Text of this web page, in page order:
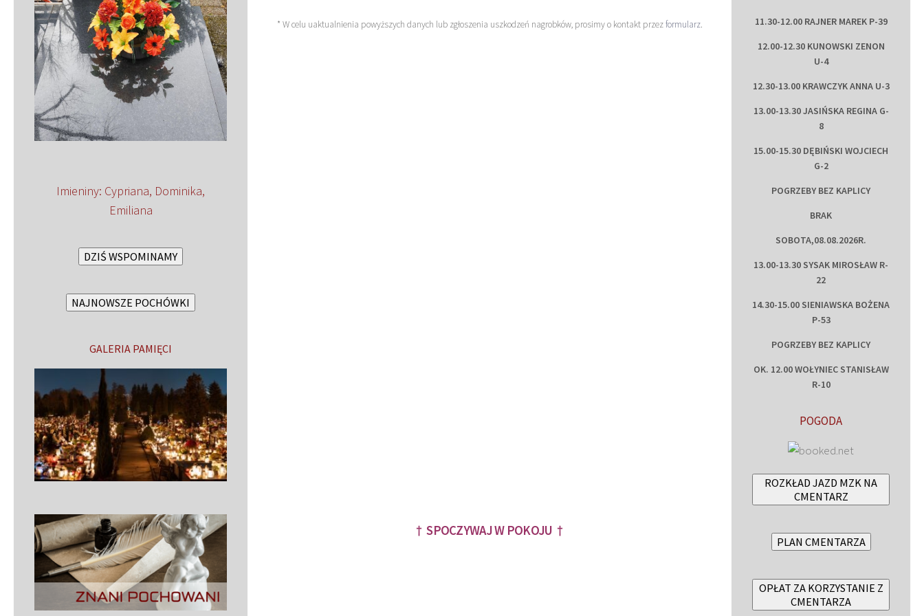
* W celu uaktualnienia powyższych danych lub zgłoszenia uszkodzeń nagrobków, prosimy o kontakt przezformularz.
† SPOCZYWAJ W POKOJU †
Imieniny: Cypriana, Dominika,
Emiliana
DZIŚ WSPOMINAMY
NAJNOWSZE POCHÓWKI
GALERIA PAMIĘCI
11.30-12.00 RAJNER MAREK P-39
12.00-12.30 KUNOWSKI ZENON
U-4
12.30-13.00 KRAWCZYK ANNA U-3
13.00-13.30 JASIŃSKA REGINA G-
8
15.00-15.30 DĘBIŃSKI WOJCIECH
G-2
POGRZEBY BEZ KAPLICY
BRAK
SOBOTA,08.08.2026R.
13.00-13.30 SYSAK MIROSŁAW R-
22
14.30-15.00 SIENIAWSKA BOŻENA
P-53
POGRZEBY BEZ KAPLICY
OK. 12.00 WOŁYNIEC STANISŁAW
R-10
POGODA
ROZKŁAD JAZD MZK NA
CMENTARZ
PLAN CMENTARZA
OPŁAT ZA KORZYSTANIE Z
CMENTARZA